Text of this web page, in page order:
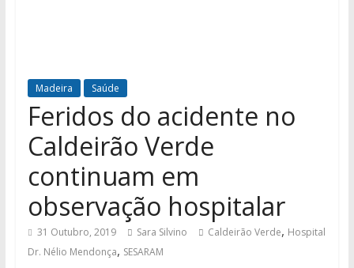
Madeira Saúde
Feridos do acidente no
Caldeirão Verde
continuam em
observação hospitalar
31 Outubro, 2019 Sara Silvino Caldeirão Verde, Hospital
Dr. Nélio Mendonça, SESARAM